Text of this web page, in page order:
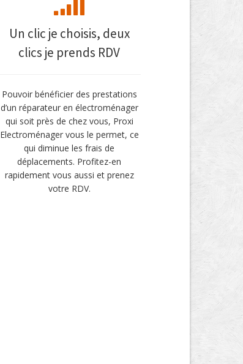
Un clic je choisis, deux
clics je prends RDV
Pouvoir bénéficier des prestations
d’un réparateur en électroménager
qui soit près de chez vous, Proxi
Electroménager vous le permet, ce
qui diminue les frais de
déplacements. Profitez-en
rapidement vous aussi et prenez
votre RDV.